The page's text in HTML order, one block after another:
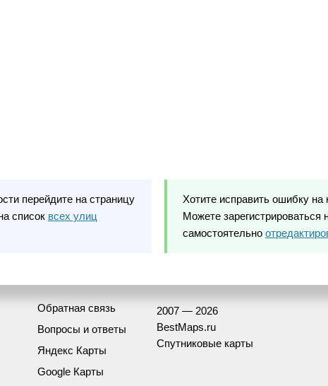
перейдите на страницу
список всех улиц
Хотите исправить ошибку на
Можете зарегистрироваться
самостоятельно
Обратная связь
Вопросы и ответы
Яндекс Карты
Google Карты
2007 — 2026
BestMaps.ru
Спутниковые карты